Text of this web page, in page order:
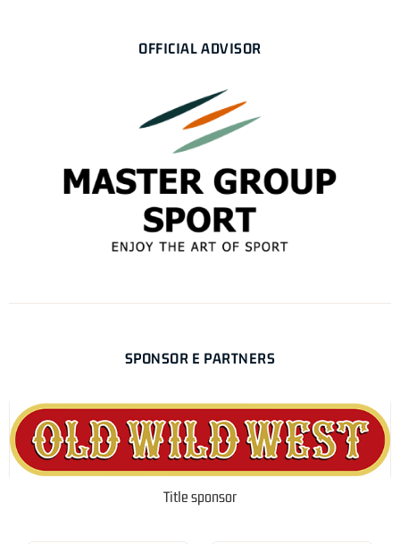
OFFICIAL ADVISOR
SPONSOR E PARTNERS
Title sponsor